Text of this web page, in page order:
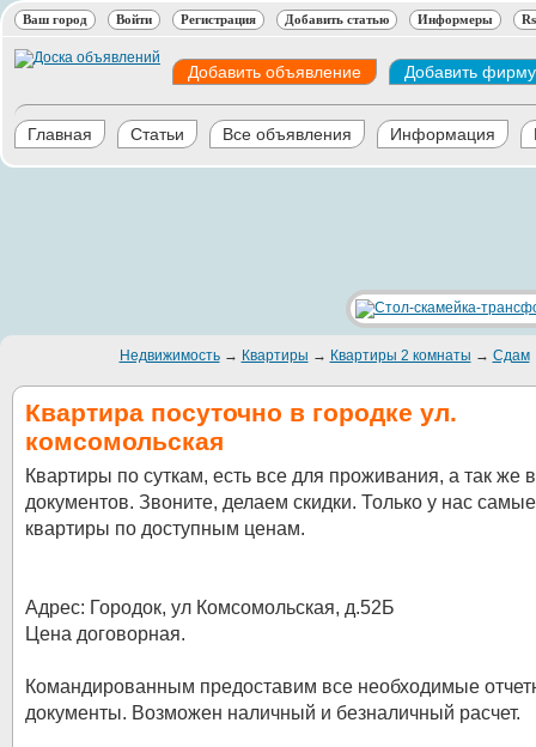
Ваш город Войти Регистрация Добавить статью Информеры
Добавить объявление Добавить фирму
Главная Статьи Все объявления Информация
Недвижимость→ Квартиры → Квартиры 2 комнаты → Сдам
Квартира посуточно в городке ул.
комсомольская
Квартиры по суткам, есть все для проживания, а так же
документов. Звоните, делаем скидки. Только у нас
квартиры по доступным ценам.
Адрес: Городок, ул Комсомольская, д.52Б
Цена договорная.
Командированным предоставим все необходимые
документы. Возможен наличный и безналичный расчет.